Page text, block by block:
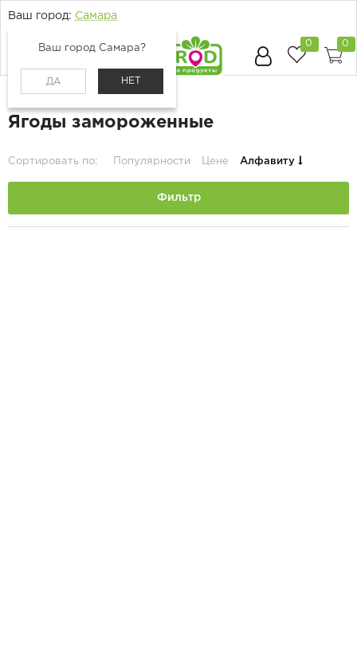
Ваш город: Самара
Ваш город Самара?
ДА НЕТ
0 0
Ягоды замороженные
Сортировать по: Популярности Цене Алфавиту
Фильтр